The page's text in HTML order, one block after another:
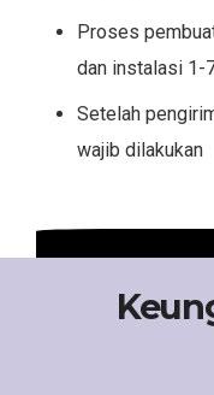
Proses
dan instalasi 1-
Setelah
wajib dilakukan